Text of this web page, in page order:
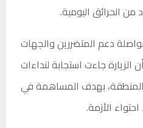
الحرائق اليومية.
دعم المتضررين والجهات
الزيارة جاءت استجابة لنداءات
المنطقة، بهدف المساهمة في
الأزمة.